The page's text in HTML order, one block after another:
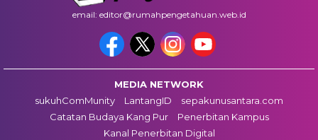
email: editor@rumahpengetahuan.web.id
MEDIA NETWORK
sukuhComMunity
LantangID
sepakunusantara.com
Catatan Budaya Kang Pur
Penerbitan Kampus
Kanal Penerbitan Digital